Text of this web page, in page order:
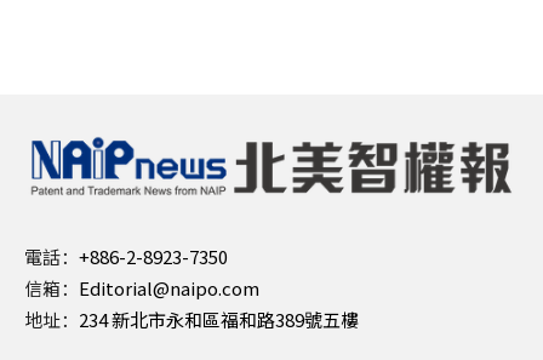
電話： +886-2-8923-7350
信箱： Editorial@naipo.com
地址： 234 新北市永和區福和路389號五樓